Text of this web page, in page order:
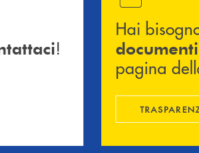
!
Hai
documenti
pagina